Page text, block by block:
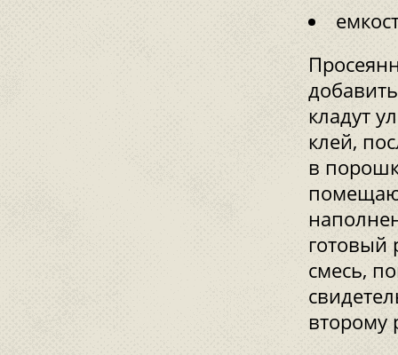
кладут
клей,
в
готовый
смесь,
второму